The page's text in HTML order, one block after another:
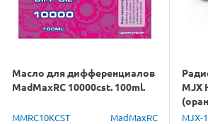
Масло для дифференциалов
MadMaxRC 10000cst. 100ml.
MMRC10KCST MadMaxRC
MJX
1/16
MJX-